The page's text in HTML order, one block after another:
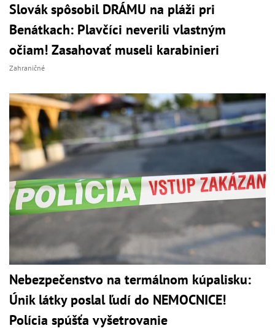
Slovák spôsobil DRÁMU na pláži pri
Benátkach: Plavčíci neverili vlastným
očiam! Zasahovať museli karabinieri
Zahraničné
Nebezpečenstvo na termálnom kúpalisku:
Únik látky poslal ľudí do NEMOCNICE!
Polícia spúšťa vyšetrovanie